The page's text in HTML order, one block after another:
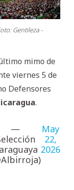
Gentileza -
mimo de
viernes 5 de
Defensores
.
—
May
22,
2026